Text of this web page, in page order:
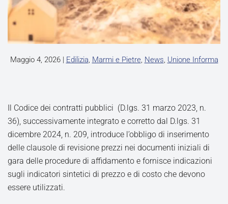
Maggio 4, 2026| Edilizia, Marmi e Pietre, News, Unione Informa
Il Codice dei contratti pubblici (D.lgs. 31 marzo 2023, n.
36), successivamente integrato e corretto dal D.lgs. 31
dicembre 2024, n. 209, introduce l’obbligo di inserimento
delle clausole di revisione prezzi nei documenti iniziali di
gara delle procedure di affidamento e fornisce indicazioni
sugli indicatori sintetici di prezzo e di costo che devono
essere utilizzati.